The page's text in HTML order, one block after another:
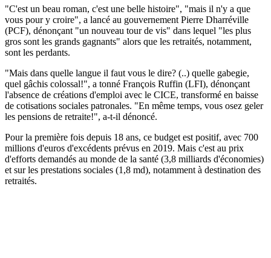
"C'est un beau roman, c'est une belle histoire", "mais il n'y a que
vous pour y croire", a lancé au gouvernement Pierre Dharréville
(PCF), dénonçant "un nouveau tour de vis" dans lequel "les plus
gros sont les grands gagnants" alors que les retraités, notamment,
sont les perdants.
"Mais dans quelle langue il faut vous le dire? (..) quelle gabegie,
quel gâchis colossal!", a tonné François Ruffin (LFI), dénonçant
l'absence de créations d'emploi avec le CICE, transformé en baisse
de cotisations sociales patronales. "En même temps, vous osez geler
les pensions de retraite!", a-t-il dénoncé.
Pour la première fois depuis 18 ans, ce budget est positif, avec 700
millions d'euros d'excédents prévus en 2019. Mais c'est au prix
d'efforts demandés au monde de la santé (3,8 milliards d'économies)
et sur les prestations sociales (1,8 md), notamment à destination des
retraités.